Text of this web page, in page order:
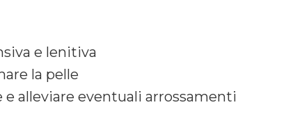
e lenitiva
la pelle
alleviare eventuali arrossamenti